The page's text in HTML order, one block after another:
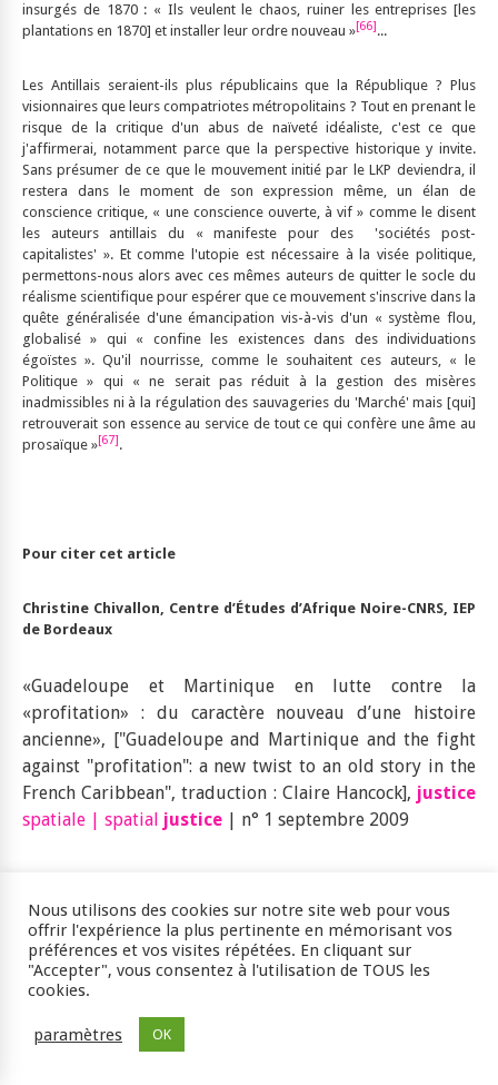
insurgés de 1870 : « Ils veulent le chaos, ruiner les entreprises [les
plantations en 1870] et installer leur ordre nouveau »[66]...
Les Antillais seraient-ils plus républicains que la République ? Plus
visionnaires que leurs compatriotes métropolitains ? Tout en prenant le
risque de la critique d'un abus de naïveté idéaliste, c'est ce que
j'affirmerai, notamment parce que la perspective historique y invite.
Sans présumer de ce que le mouvement initié par le LKP deviendra, il
restera dans le moment de son expression même, un élan de
conscience critique, « une conscience ouverte, à vif » comme le disent
les auteurs antillais du « manifeste pour des 'sociétés post-
capitalistes' ». Et comme l'utopie est nécessaire à la visée politique,
permettons-nous alors avec ces mêmes auteurs de quitter le socle du
réalisme scientifique pour espérer que ce mouvement s'inscrive dans la
quête généralisée d'une émancipation vis-à-vis d'un « système flou,
globalisé » qui « confine les existences dans des individuations
égoïstes ». Qu'il nourrisse, comme le souhaitent ces auteurs, « le
Politique » qui « ne serait pas réduit à la gestion des misères
inadmissibles ni à la régulation des sauvageries du 'Marché' mais [qui]
retrouverait son essence au service de tout ce qui confère une âme au
prosaïque »[67].
Pour citer cet article
Christine Chivallon, Centre d’Études d’Afrique Noire-CNRS, IEP
de Bordeaux
«Guadeloupe et Martinique en lutte contre la
«profitation» : du caractère nouveau d’une histoire
ancienne», ["Guadeloupe and Martinique and the fight
against "profitation": a new twist to an old story in the
French Caribbean", traduction : Claire Hancock], justice
spatiale | spatial justice | n° 1 septembre 2009
[1]- Patrice Louis, « La grève générale pèse sur le quotidien des
Martiniquais »,Le Monde.fr, 16-01-09. (http://www.lemonde.fr/
- Benoit Hopkin, « En Martinique, face à la pénurie, le marché noir
fleurit »,Le Monde.fr, 28-02-09. (
Nous utilisons des cookies sur notre site web pour vous
offrir l'expérience la plus pertinente en mémorisant vos
préférences et vos visites répétées. En cliquant sur
"Accepter", vous consentez à l'utilisation de TOUS les
cookies.
paramètres OK